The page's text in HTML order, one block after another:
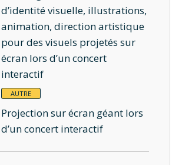
d’identité visuelle, illustrations,
animation, direction artistique
pour des visuels projetés sur
écran lors d’un concert
interactif
AUTRE
Projection sur écran géant lors
d’un concert interactif